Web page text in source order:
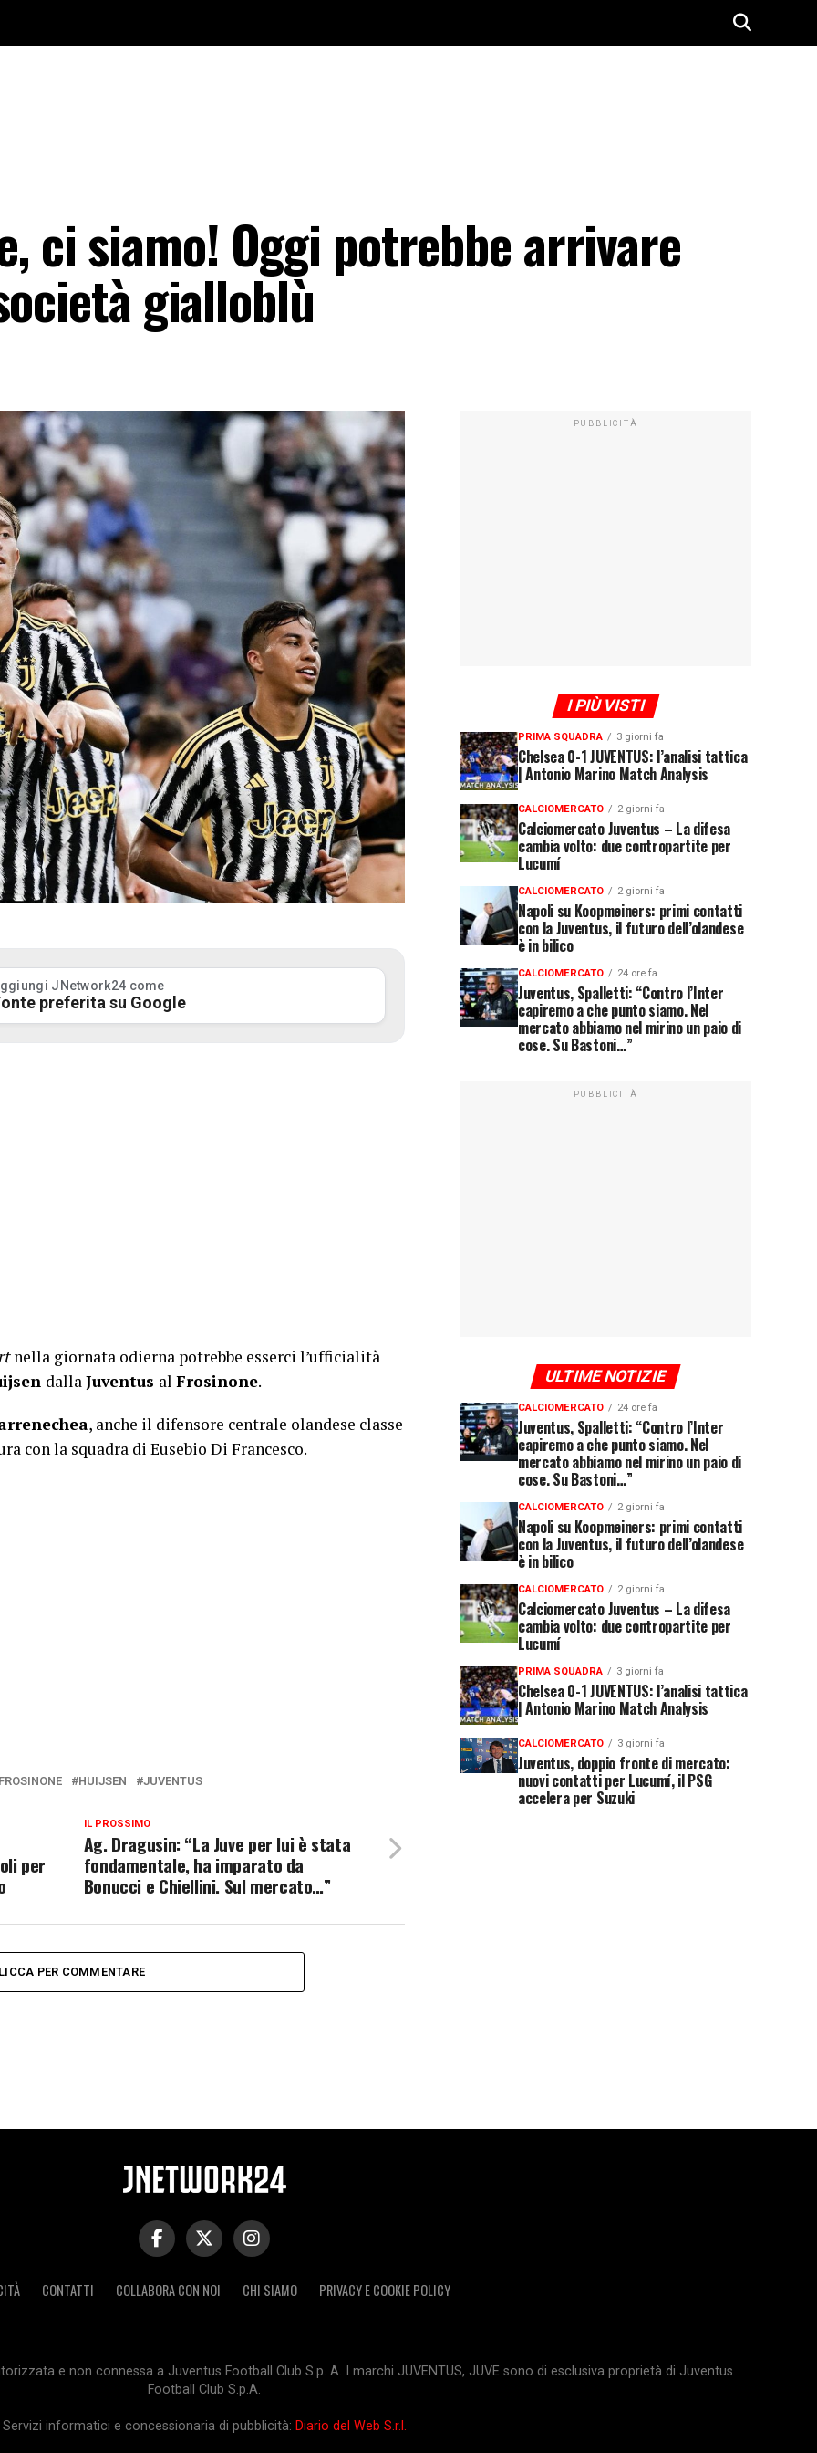
ci siamo! Oggi potrebbe arrivare
gialloblù
JNetwork24 come
preferita su Google
nella giornata odierna potrebbe esserci l’ufficialità
dallaJuventus al Frosinone.
, anche il difensore centrale olandese classe
con la squadra di Eusebio Di Francesco.
HUIJSEN JUVENTUS
IL PROSSIMO
Ag. Dragusin: “La Juve per lui è stata
fondamentale, ha imparato da
Bonucci e Chiellini. Sul mercato…”
per
PER COMMENTARE
PUBBLICITÀ
I PIÙ VISTI
PRIMA SQUADRA 3 giorni fa
Chelsea 0-1 JUVENTUS: l’analisi tattica
| Antonio Marino Match Analysis
CALCIOMERCATO 2 giorni fa
Calciomercato Juventus – La difesa
cambia volto: due contropartite per
Lucumí
CALCIOMERCATO 2 giorni fa
Napoli su Koopmeiners: primi contatti
con la Juventus, il futuro dell’olandese
è in bilico
CALCIOMERCATO 24 ore fa
Juventus, Spalletti: “Contro l’Inter
capiremo a che punto siamo. Nel
mercato abbiamo nel mirino un paio di
cose. Su Bastoni…”
PUBBLICITÀ
ULTIME NOTIZIE
CALCIOMERCATO 24 ore fa
Juventus, Spalletti: “Contro l’Inter
capiremo a che punto siamo. Nel
mercato abbiamo nel mirino un paio di
cose. Su Bastoni…”
CALCIOMERCATO 2 giorni fa
Napoli su Koopmeiners: primi contatti
con la Juventus, il futuro dell’olandese
è in bilico
CALCIOMERCATO 2 giorni fa
Calciomercato Juventus – La difesa
cambia volto: due contropartite per
Lucumí
PRIMA SQUADRA 3 giorni fa
Chelsea 0-1 JUVENTUS: l’analisi tattica
| Antonio Marino Match Analysis
CALCIOMERCATO 3 giorni fa
Juventus, doppio fronte di mercato:
nuovi contatti per Lucumí, il PSG
accelera per Suzuki
CONTATTI COLLABORA CON NOI CHI SIAMO PRIVACY E COOKIE POLICY
e non connessa a Juventus Football Club S.p. A. I marchi JUVENTUS, JUVE sono di esclusiva proprietà di Juventus
Football Club S.p.A.
Servizi informatici e concessionaria di pubblicità: Diario del Web S.r.l.